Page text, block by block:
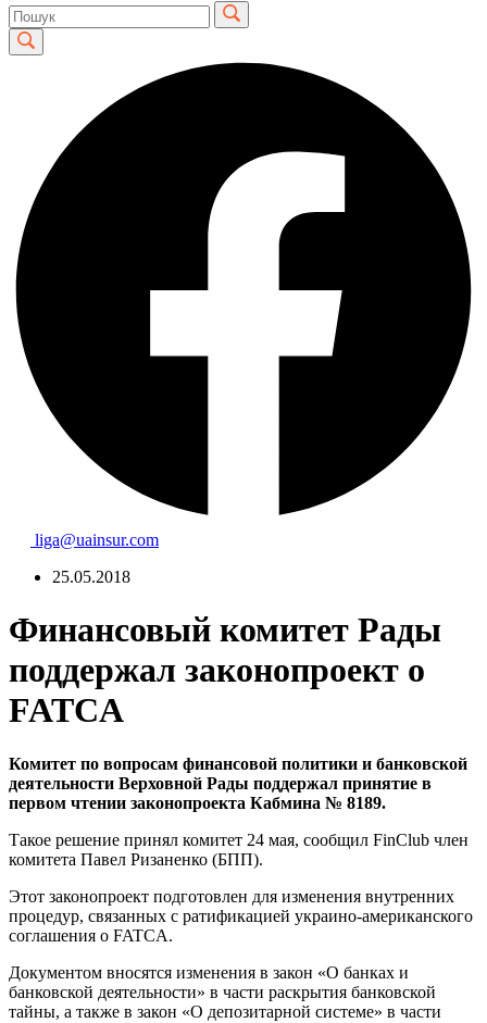
liga@uainsur.com
25.05.2018
Финансовый комитет Рады
поддержал законопроект о
FATCA
Комитет по вопросам финансовой политики и банковской
деятельности Верховной Рады поддержал принятие в
первом чтении законопроекта Кабмина № 8189.
Такое решение принял комитет 24 мая, сообщил FinClub член
комитета Павел Ризаненко (БПП).
Этот законопроект подготовлен для изменения внутренних
процедур, связанных с ратификацией украино-американского
соглашения о FATCA.
Документом вносятся изменения в закон «О банках и
банковской деятельности» в части раскрытия банковской
тайны, а также в закон «О депозитарной системе» в части